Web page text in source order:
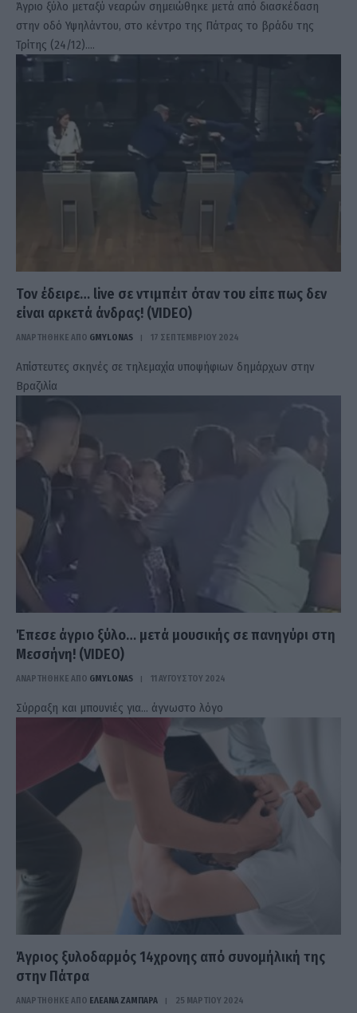
Άγριο ξύλο μεταξύ νεαρών σημειώθηκε μετά από διασκέδαση
στην οδό Υψηλάντου, στο κέντρο της Πάτρας το βράδυ της
Τρίτης (24/12).…
Τον έδειρε… live σε ντιμπέιτ όταν του είπε πως δεν
είναι αρκετά άνδρας! (VIDEO)
ΑΝΑΡΤΗΘΗΚΕ ΑΠΟ GMYLONAS 17 ΣΕΠΤΕΜΒΡΊΟΥ 2024
Απίστευτες σκηνές σε τηλεμαχία υποψήφιων δημάρχων στην
Βραζιλία
Έπεσε άγριο ξύλο… μετά μουσικής σε πανηγύρι στη
Μεσσήνη! (VIDEO)
ΑΝΑΡΤΗΘΗΚΕ ΑΠΟ GMYLONAS 11 ΑΥΓΟΎΣΤΟΥ 2024
Σύρραξη και μπουνιές για… άγνωστο λόγο
Άγριος ξυλοδαρμός 14χρονης από συνομήλική της
στην Πάτρα
ΑΝΑΡΤΗΘΗΚΕ ΑΠΟ ΕΛΕΑΝΑ ΖΑΜΠΑΡΑ 25 ΜΑΡΤΊΟΥ 2024